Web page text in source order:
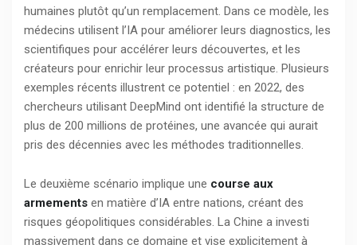
humaines plutôt qu’un remplacement. Dans ce modèle, les
médecins utilisent l’IA pour améliorer leurs diagnostics, les
scientifiques pour accélérer leurs découvertes, et les
créateurs pour enrichir leur processus artistique. Plusieurs
exemples récents illustrent ce potentiel : en 2022, des
chercheurs utilisant DeepMind ont identifié la structure de
plus de 200 millions de protéines, une avancée qui aurait
pris des décennies avec les méthodes traditionnelles.
Le deuxième scénario implique une course aux
armements en matière d’IA entre nations, créant des
risques géopolitiques considérables. La Chine a investi
massivement dans ce domaine et vise explicitement à